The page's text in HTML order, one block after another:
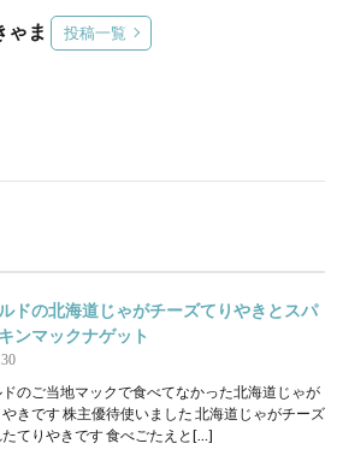
ま 投稿一覧
ドの北海道じゃがチーズてりやきとスパ
ンマックナゲット
のご当地マックで食べてなかった北海道じゃが
きです 株主優待使いました 北海道じゃがチーズ
てりやきです 食べごたえと[…]